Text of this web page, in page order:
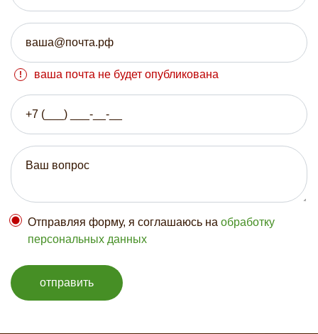
ваша почта не будет опубликована
Отправляя форму, я соглашаюсь на обработку
персональных данных
отправить